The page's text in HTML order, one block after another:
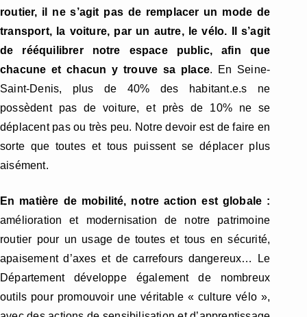
routier, il ne s’agit pas de remplacer un mode de
transport, la voiture, par un autre, le vélo. Il s’agit
de rééquilibrer notre espace public, afin que
chacune et chacun y trouve sa place. En Seine-
Saint-Denis, plus de 40% des habitant.e.s ne
possèdent pas de voiture, et près de 10% ne se
déplacent pas ou très peu. Notre devoir est de faire en
sorte que toutes et tous puissent se déplacer plus
aisément.
En matière de mobilité, notre action est globale :
amélioration et modernisation de notre patrimoine
routier pour un usage de toutes et tous en sécurité,
apaisement d’axes et de carrefours dangereux… Le
Département développe également de nombreux
outils pour promouvoir une véritable « culture vélo »,